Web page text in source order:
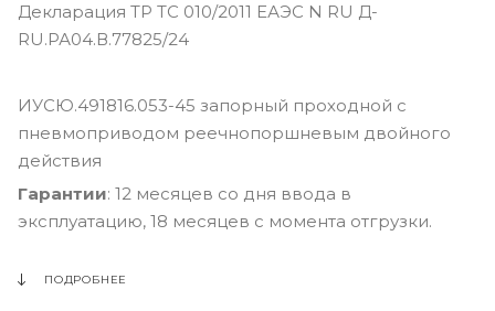
Декларация ТР ТС 010/2011 ЕАЭС N RU Д-
RU.РА04.В.77825/24
ИУСЮ.491816.053-45 запорный проходной с
пневмоприводом реечнопоршневым двойного
действия
Гарантии: 12 месяцев со дня ввода в
эксплуатацию, 18 месяцев с момента отгрузки.
ПОДРОБНЕЕ